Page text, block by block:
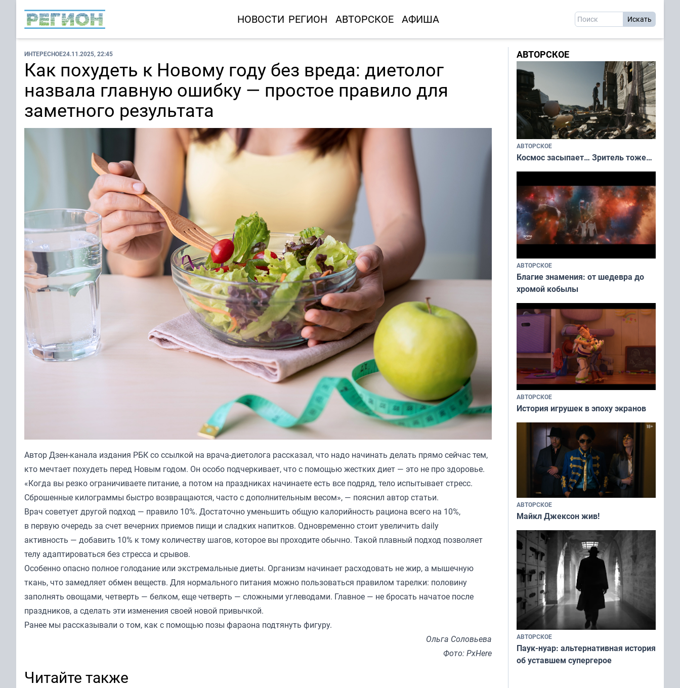
НОВОСТИ РЕГИОН АВТОРСКОЕ АФИША
ИНТЕРЕСНОЕ24.11.2025, 22:45
Как похудеть к Новому году без вреда: диетолог
назвала главную ошибку — простое правило для
заметного результата
Автор Дзен-канала издания РБКсо ссылкой на врача-диетолога рассказал, что надо начинать делать прямо сейчас тем,
кто мечтает похудеть перед Новым годом. Он особо подчеркивает, что с помощью жестких диет — это не про здоровье.
«Когда вы резко ограничиваете питание, а потом на праздниках начинаете есть все подряд, тело испытывает стресс.
Сброшенные килограммы быстро возвращаются, часто с дополнительным весом», — пояснил автор статьи.
Врач советует другой подход — правило 10%. Достаточно уменьшить общую калорийность рациона всего на 10%,
в первую очередь за счет вечерних приемов пищи и сладких напитков. Одновременно стоит увеличить daily
активность — добавить 10% к тому количеству шагов, которое вы проходите обычно. Такой плавный подход позволяет
телу адаптироваться без стресса и срывов.
Особенно опасно полное голодание или экстремальные диеты. Организм начинает расходовать не жир, а мышечную
ткань, что замедляет обмен веществ. Для нормального питания можно пользоваться правилом тарелки: половину
заполнять овощами, четверть — белком, еще четверть — сложными углеводами. Главное — не бросать начатое после
праздников, а сделать эти изменения своей новой привычкой.
Ранее мы рассказывали о том, как с помощью позы фараона подтянуть фигуру.
Ольга Соловьева
Фото: PxHere
Читайте также
АВТОРСКОЕ
АВТОРСКОЕ
Космос засыпает… Зритель тоже…
АВТОРСКОЕ
Благие знамения: от шедевра до
хромой кобылы
АВТОРСКОЕ
История игрушек в эпоху экранов
АВТОРСКОЕ
Майкл Джексон жив!
АВТОРСКОЕ
Паук-нуар: альтернативная история
об уставшем супергерое